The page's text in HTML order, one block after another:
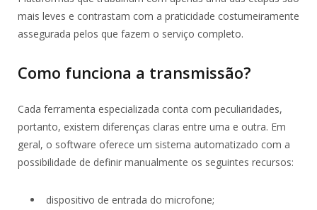
mais leves e contrastam com a praticidade costumeiramente
assegurada pelos que fazem o serviço completo.
Como funciona a transmissão?
Cada ferramenta especializada conta com peculiaridades,
portanto, existem diferenças claras entre uma e outra. Em
geral, o software oferece um sistema automatizado com a
possibilidade de definir manualmente os seguintes recursos:
dispositivo de entrada do microfone;